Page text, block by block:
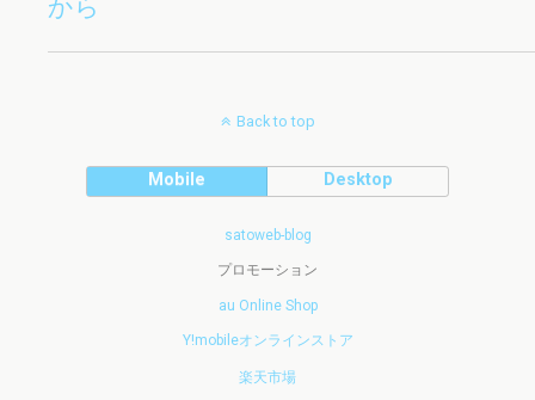
から
Back to top
Mobile Desktop
satoweb-blog
プロモーション
au Online Shop
Y!mobileオンラインストア
楽天市場